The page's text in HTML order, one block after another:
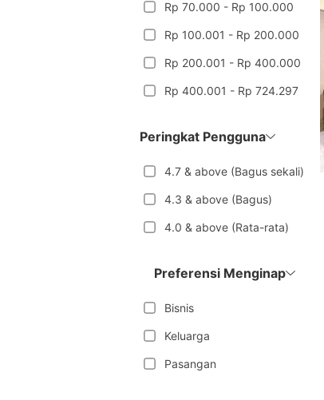
Rp 70.000 - Rp 100.000
Rp 100.001 - Rp 200.000
Rp 200.001 - Rp 400.000
Rp 400.001 - Rp 724.297
Peringkat Pengguna
4.7 & above (Bagus sekali)
4.3 & above (Bagus)
4.0 & above (Rata-rata)
Preferensi Menginap
Bisnis
Keluarga
Pasangan